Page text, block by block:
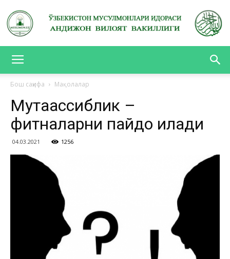
ВИЛОЯТ
Бош саҳифа Мақолалар
Мутаассиблик –
фитналарни пайдо қилади
04.03.2021 1256